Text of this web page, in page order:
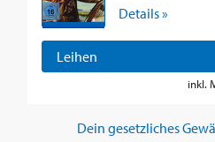
Details »
Leihen
inkl.
Dein gesetzliches